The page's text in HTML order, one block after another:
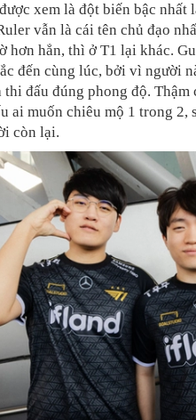
xem là đột biến bậc nhất
vẫn là cái tên chủ đạo
hơn hẳn, thì ở T1 lại khác.
đến cùng lúc, bởi vì người
đấu đúng phong độ. Thậm
ai muốn chiêu mộ 1 trong 2,
còn lại.